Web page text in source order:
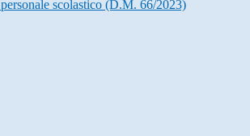
scolastico (D.M. 66/2023)